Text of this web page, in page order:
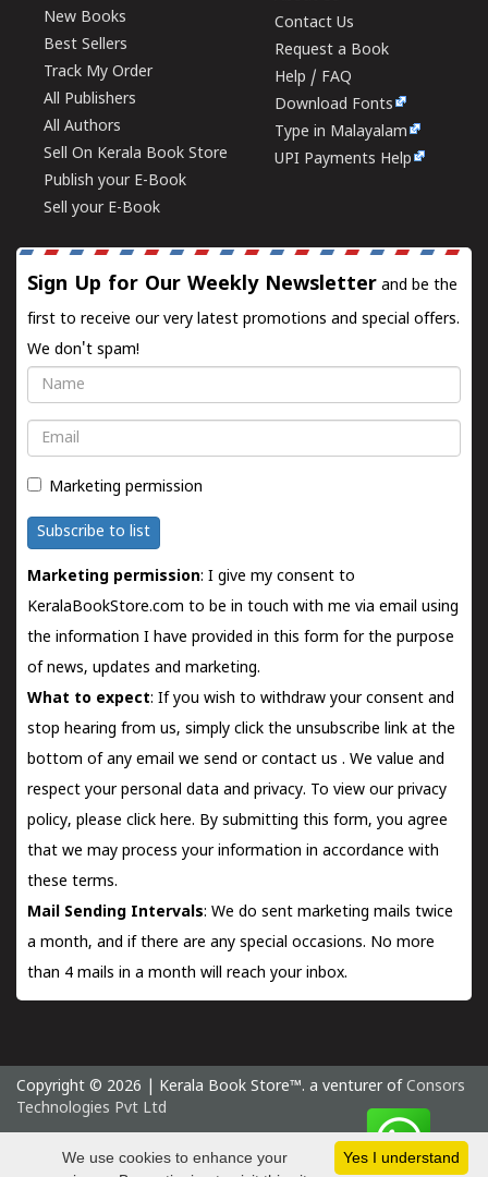
New Books
Best Sellers
Track My Order
All Publishers
All Authors
Sell On Kerala Book Store
Publish your E-Book
Sell your E-Book
Contact Us
Request a Book
Help / FAQ
Download Fonts
Type in Malayalam
UPI Payments Help
Sign Up for Our Weekly Newsletter and be the
first to receive our very latest promotions and special offers.
We don't spam!
Name
Email
Marketing permission
Subscribe to list
Marketing permission: I give my consent to
KeralaBookStore.com to be in touch with me via email using
the information I have provided in this form for the purpose
of news, updates and marketing.
What to expect: If you wish to withdraw your consent and
stop hearing from us, simply click the unsubscribe link at the
bottom of any email we send orcontact us . We value and
respect your personal data and privacy. To view our privacy
policy, please click here. By submitting this form, you agree
that we may process your information in accordance with
these terms.
Mail Sending Intervals: We do sent marketing mails twice
a month, and if there are any special occasions. No more
than 4 mails in a month will reach your inbox.
Copyright © 2026 | Kerala Book Store™. a venturer of Consors
Technologies Pvt Ltd
Thursday 6 August, 2026 IST
Yes I understand
We use cookies to enhance your